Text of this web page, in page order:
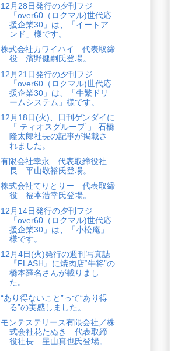
12月28日発行の夕刊フジ
「over60（ロクマル)世代応
援企業30」は、「イートア
ンド」様です。
株式会社カワイハイ 代表取締
役 濱野健嗣氏登場。
12月21日発行の夕刊フジ
「over60（ロクマル)世代応
援企業30」は、「牛繁ドリ
ームシステム」様です。
12月18日(火)、日刊ゲンダイに
「 ティオスグループ 」 石橋
隆太郎社長の記事が掲載さ
れました。
有限会社幸永 代表取締役社
長 平山敬裕氏登場。
株式会社てりとりー 代表取締
役 福本浩幸氏登場。
12月14日発行の夕刊フジ
「over60（ロクマル)世代応
援企業30」は、「小松庵」
様です。
12月4日(火)発行の週刊写真誌
『FLASH』に焼肉店“牛将”の
橋本羅名さんが載りまし
た。
“あり得ないこと”って“あり得
る”の実感しました。
モンテステリース有限会社／株
式会社花たぬき 代表取締
役社長 星山真也氏登場。